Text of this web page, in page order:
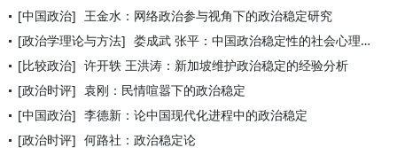
[中国政治] 王金水：网络政治参与视角下的政治稳定研究
[政治学理论与方法] 娄成武 张平：中国政治稳定性的社会心理基础透视
[比较政治] 许开轶 王洪涛：新加坡维护政治稳定的经验分析
[政治时评] 袁刚：民情喧嚣下的政治稳定
[中国政治] 李德新：论中国现代化进程中的政治稳定
[政治时评] 何路社：政治稳定论